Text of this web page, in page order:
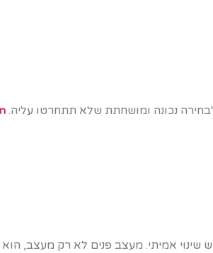
נכונה ומושחתת שלא תתחרטו עליה.
אמיתי. מעצב פנים לא רק מעצב,